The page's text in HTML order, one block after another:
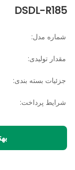
DSDL-R185
شماره مدل:
مقدار تولیدی:
جزئیات بسته بندی:
شرایط پرداخت: